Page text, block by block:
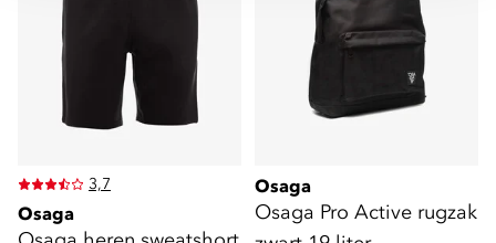
3,7
Osaga
Osaga
Osaga Pro Active rugzak